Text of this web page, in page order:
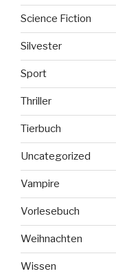
Science Fiction
Silvester
Sport
Thriller
Tierbuch
Uncategorized
Vampire
Vorlesebuch
Weihnachten
Wissen